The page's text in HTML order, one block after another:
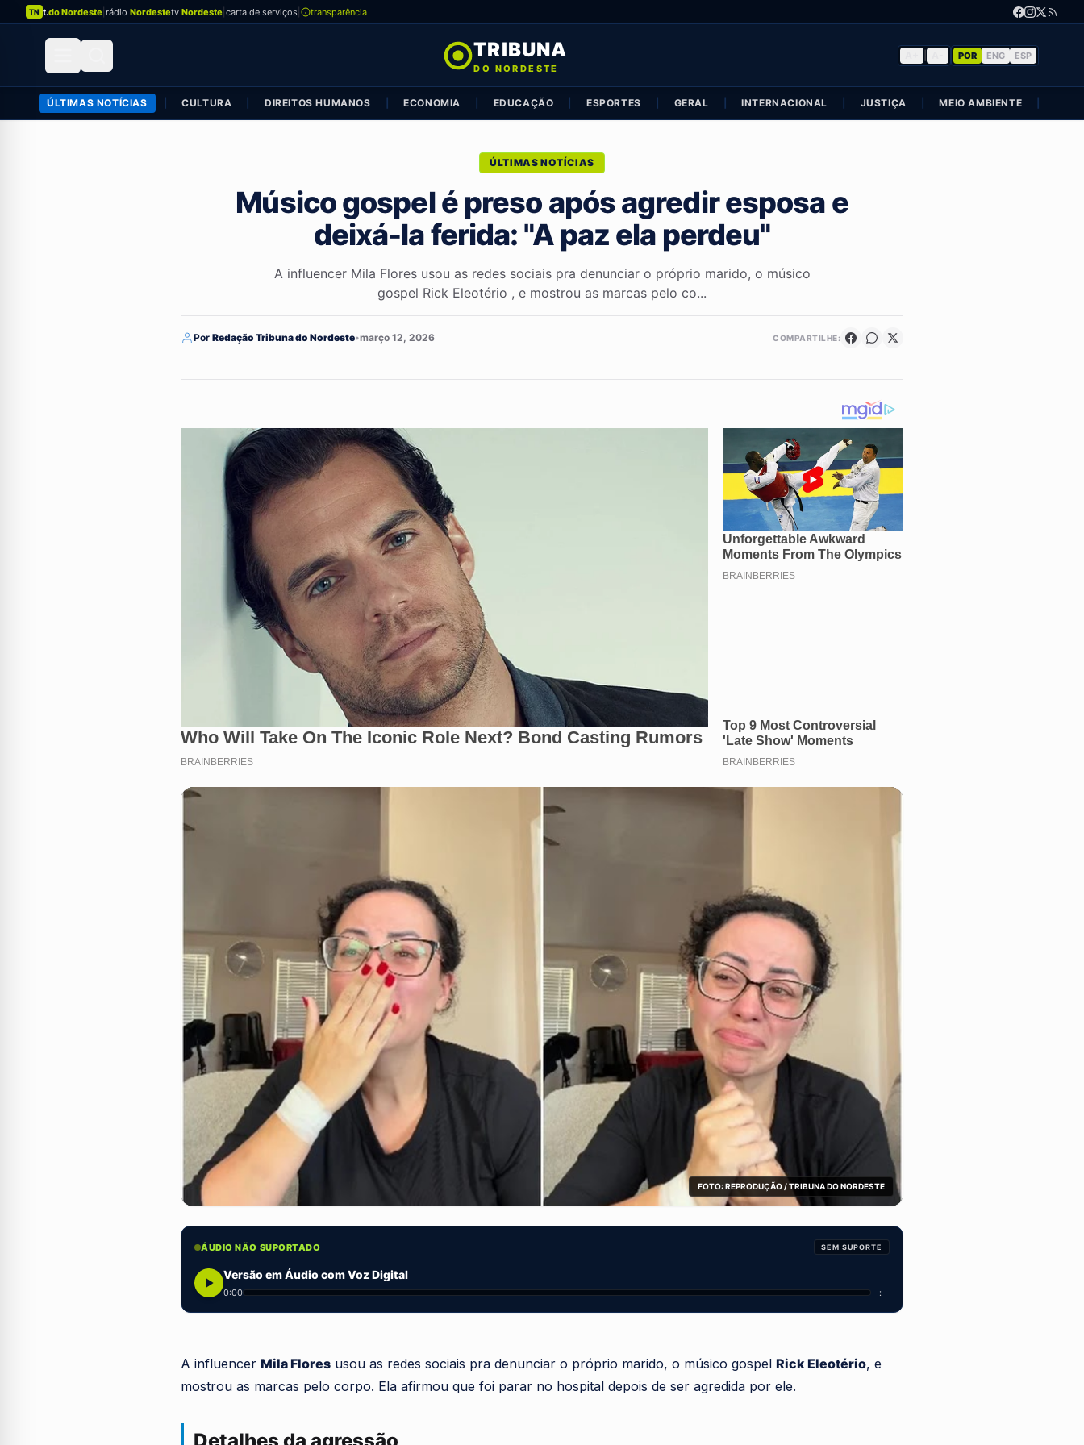
TN t.do Nordeste rádio Nordestetv Nordeste carta de serviços transparência
TRIBUNA
DO NORDESTE
POR ENG ESP
ÚLTIMAS NOTÍCIAS CULTURA DIREITOS HUMANOS ECONOMIA EDUCAÇÃO ESPORTES GERAL INTERNACIONAL JUSTIÇA MEIO AMBIENTE
ÚLTIMAS NOTÍCIAS
Músico gospel é preso após agredir esposa e
deixá-la ferida: "A paz ela perdeu"
A influencer Mila Flores usou as redes sociais pra denunciar o próprio marido, o músico
gospel Rick Eleotério , e mostrou as marcas pelo co...
Por Redação Tribuna do Nordeste•março 12, 2026 COMPARTILHE:
FOTO: REPRODUÇÃO / TRIBUNA DO NORDESTE
ÁUDIO NÃO SUPORTADO SEM SUPORTE
Versão em Áudio com Voz Digital
0:00 --:--
A influencer Mila Flores usou as redes sociais pra denunciar o próprio marido, o músico gospel Rick Eleotério, e
mostrou as marcas pelo corpo. Ela afirmou que foi parar no hospital depois de ser agredida por ele.